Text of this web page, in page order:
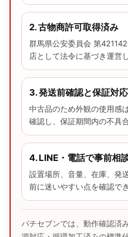
2. 古物商許可取得済み
群馬県公安委員会 第
店として法令に基づき運営
3. 発送前確認と保証対応
中古品のため外観の使用感
確認し、保証期間内の不具
4. LINE・電話で事前相
設置場所、音量、在庫、発
前に迷いやすい点を確認でき
パチセブンでは、動作確認済